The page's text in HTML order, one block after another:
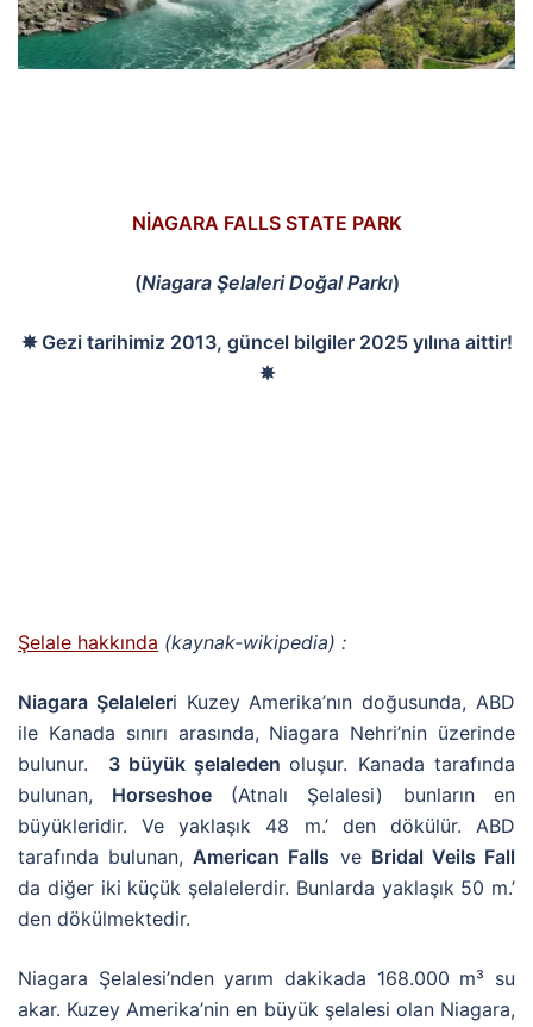
NİAGARA FALLS STATE PARK
(Niagara Şelaleri Doğal Parkı)
✵ Gezi tarihimiz 2013, güncel bilgiler 2025 yılına aittir!
✵
Şelale hakkında (kaynak-wikipedia) :
Niagara Şelaleleri Kuzey Amerika’nın doğusunda, ABD
ile Kanada sınırı arasında, Niagara Nehri’nin üzerinde
bulunur. 3 büyük şelaledenoluşur. Kanada tarafında
bulunan, Horseshoe (Atnalı Şelalesi) bunların en
büyükleridir. Ve yaklaşık 48 m.’ den dökülür. ABD
tarafında bulunan,American Falls ve Bridal Veils Fall
da diğer iki küçük şelalelerdir. Bunlarda yaklaşık 50 m.’
den dökülmektedir.
Niagara Şelalesi’nden yarım dakikada 168.000 m³ su
akar. Kuzey Amerika’nin en büyük şelalesi olan Niagara,